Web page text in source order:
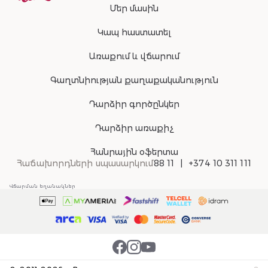
Մեր մասին
Կապ հաստատել
Առաքում և վճարում
Գաղտնիության քաղաքականություն
Դարձիր գործընկեր
Դարձիր առաքիչ
Հանրային օֆերտա
Հաճախորդների սպասարկում88 11 +374 10 311 111
Վճարման եղանակներ